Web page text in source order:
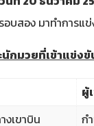
บสอง มาทำการแ
นักมวยที่เข้าแข่งขั
ผู้
งเขาบิน
ก